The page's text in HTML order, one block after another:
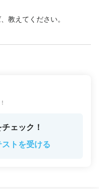
教えてください。
ェック！
トを受ける